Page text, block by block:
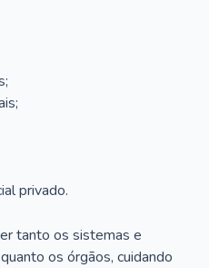
privado.
tanto os sistemas e
os órgãos, cuidando